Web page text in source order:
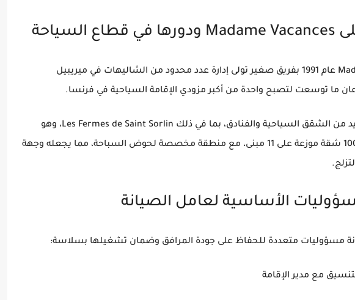
عام 1991 بفريق صغير تولى إدارة عدد محدود من الشاليهات في
ميريبيل
ما توسعت لتصبح واحدة من أكبر مزودي الإقامة السياحية في فرنسا.
من الشقق السياحية والفنادق، بما في ذلك Les Fermes de Saint Sorlin، وهو
11 مبنى، مع منطقة مخصصة لحوض السباحة
، مما يجعله وجهة
مسؤوليات متعددة للحفاظ على جودة المرافق وضمان تشغيلها بسلاسة:
مع مدير الإقامة